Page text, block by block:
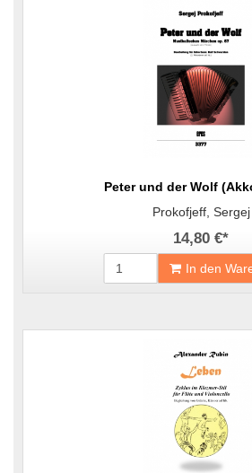
Peter und der Wolf
Prokofjeff, Sergej
14,80 €*
In den